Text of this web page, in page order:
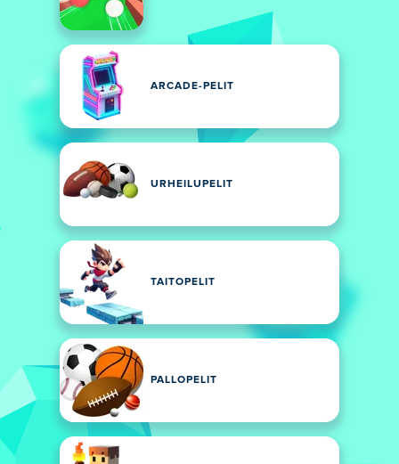
ARCADE-PELIT
URHEILUPELIT
TAITOPELIT
PALLOPELIT